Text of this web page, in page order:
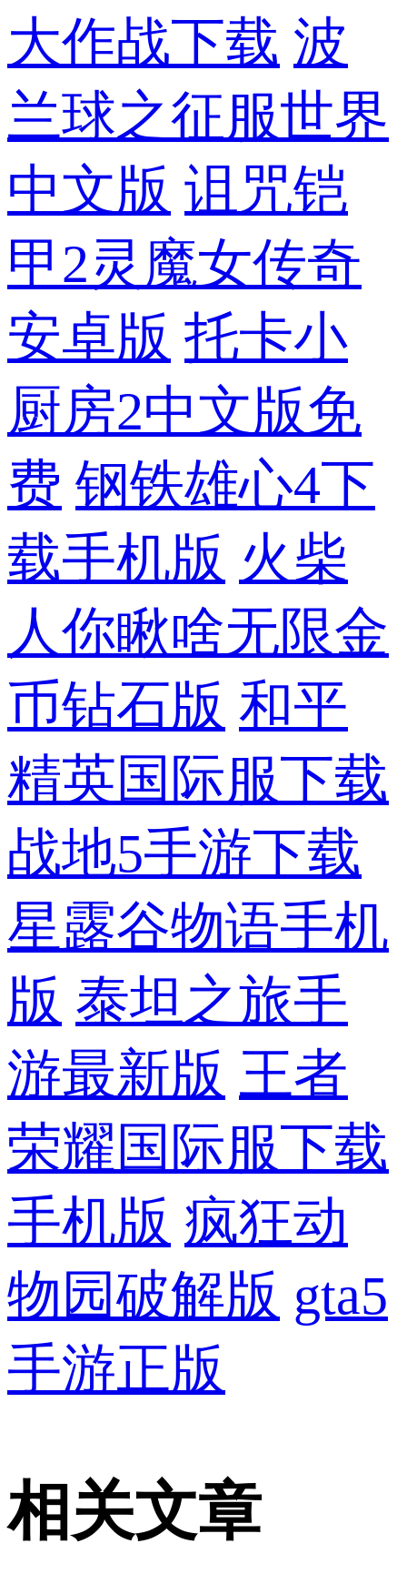
大作战下载 波
兰球之征服世界
中文版 诅咒铠
甲2灵魔女传奇
安卓版 托卡小
厨房2中文版免
费 钢铁雄心4下
载手机版 火柴
人你瞅啥无限金
币钻石版 和平
精英国际服下载
战地5手游下载
星露谷物语手机
版 泰坦之旅手
游最新版 王者
荣耀国际服下载
手机版 疯狂动
物园破解版 gta5
手游正版
相关文章